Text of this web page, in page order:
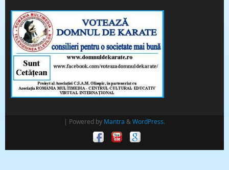
| Powered by Mantra &WordPress.